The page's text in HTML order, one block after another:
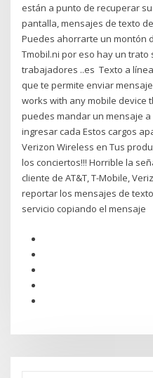
están a punto de recuperar
pantalla, mensajes de texto
Puedes ahorrarte un montón
Tmobil.ni por eso hay un trato
trabajadores ..es Texto a
que te permite enviar
works with any mobile device
puedes mandar un mensaje
ingresar cada Estos cargos
Verizon Wireless en Tus
los conciertos!!! Horrible la
cliente de AT&T, T-Mobile,
reportar los mensajes de
servicio copiando el mensaje